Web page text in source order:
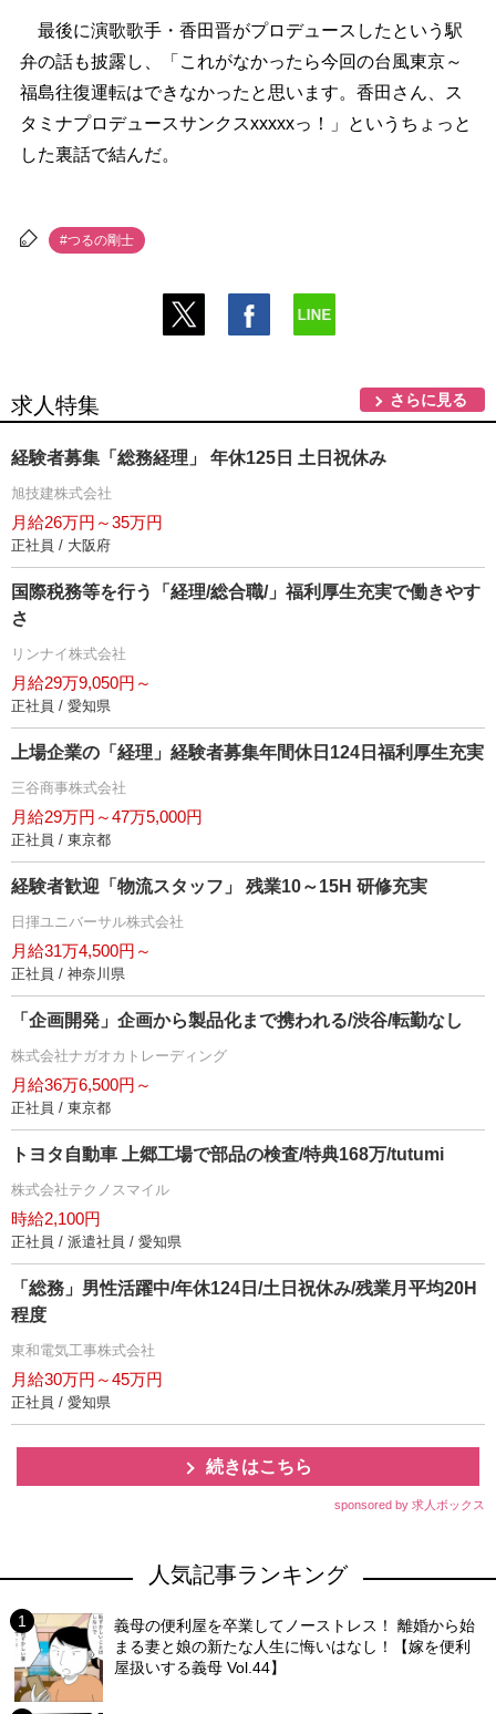
最後に演歌歌手・香田晋がプロデュースしたという駅
弁の話も披露し、「これがなかったら今回の台風東京～
福島往復運転はできなかったと思います。香田さん、ス
タミナプロデュースサンクスxxxxxっ！」というちょっと
した裏話で結んだ。
#つるの剛士
求人特集 さらに見る
経験者募集「総務経理」 年休125日 土日祝休み
旭技建株式会社
月給26万円～35万円
正社員 / 大阪府
国際税務等を行う「経理/総合職/」福利厚生充実で働きやす
さ
リンナイ株式会社
月給29万9,050円～
正社員 / 愛知県
上場企業の「経理」経験者募集年間休日124日福利厚生充実
三谷商事株式会社
月給29万円～47万5,000円
正社員 / 東京都
経験者歓迎「物流スタッフ」 残業10～15H 研修充実
日揮ユニバーサル株式会社
月給31万4,500円～
正社員 / 神奈川県
「企画開発」企画から製品化まで携われる/渋谷/転勤なし
株式会社ナガオカトレーディング
月給36万6,500円～
正社員 / 東京都
トヨタ自動車 上郷工場で部品の検査/特典168万/tutumi
株式会社テクノスマイル
時給2,100円
正社員 / 派遣社員 / 愛知県
「総務」男性活躍中/年休124日/土日祝休み/残業月平均20H
程度
東和電気工事株式会社
月給30万円～45万円
正社員 / 愛知県
続きはこちら
sponsored by 求人ボックス
人気記事ランキング
義母の便利屋を卒業してノーストレス！ 離婚から始
まる妻と娘の新たな人生に悔いはなし！【嫁を便利
屋扱いする義母 Vol.44】